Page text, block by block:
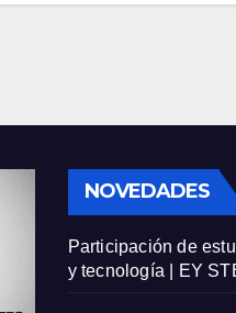
NOVEDADES
Participación de
y tecnología | EY